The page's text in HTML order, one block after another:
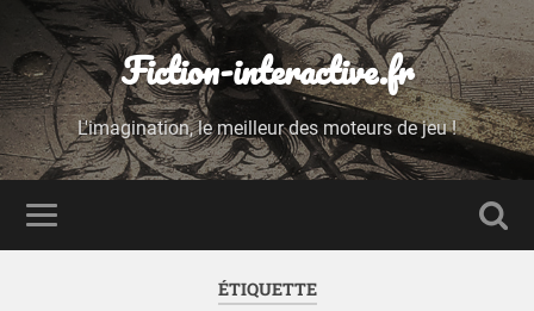
Fiction-interactive.fr
L'imagination, le meilleur des moteurs de jeu !
ÉTIQUETTE